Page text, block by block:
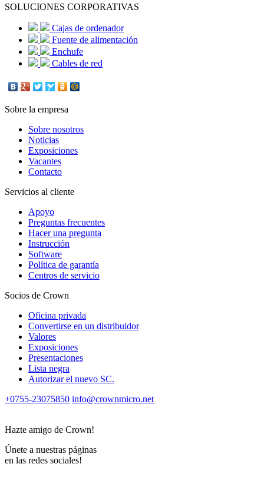
SOLUCIONES CORPORATIVAS
Cajas de ordenador
Fuente de alimentación
Enchufe
Cables de red
Sobre la empresa
Sobre nosotros
Noticias
Exposiciones
Vacantes
Contacto
Servicios al cliente
Apoyo
Preguntas frecuentes
Hacer una pregunta
Instrucción
Software
Política de garantía
Centros de servicio
Socios de Crown
Oficina privada
Convertirse en un distribuidor
Valores
Exposiciones
Presentaciones
Lista negra
Autorizar el nuevo SС.
+0755-23075850 info@crownmicro.net
Hazte amigo de Crown!
Únete a nuestras páginas
en las redes sociales!